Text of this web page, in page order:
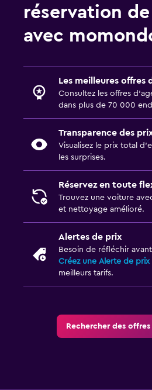
réservation
avec
Les meilleures offres
Consultez les offres
dans plus de 70 000
Transparence des
Visualisez le prix total
les surprises.
Réservez en toute
Trouvez une voiture
et nettoyage amélioré.
Alertes de prix
Besoin de réfléchir
Créez une Alerte de prix
meilleurs tarifs.
Rechercher des